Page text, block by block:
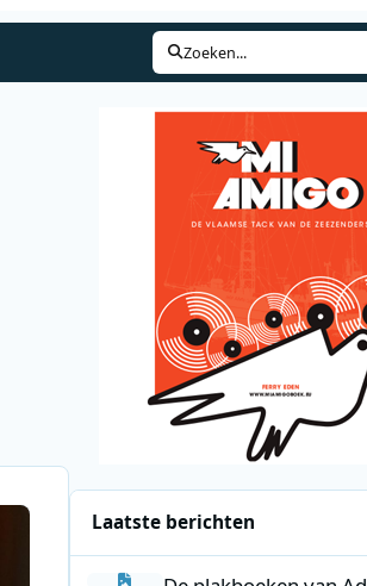
Zoeken...
Laatste berichten
De plakboeken van Ad Couwenberg